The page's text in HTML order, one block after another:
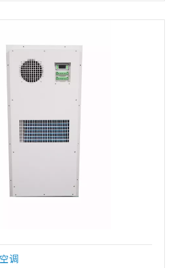
调